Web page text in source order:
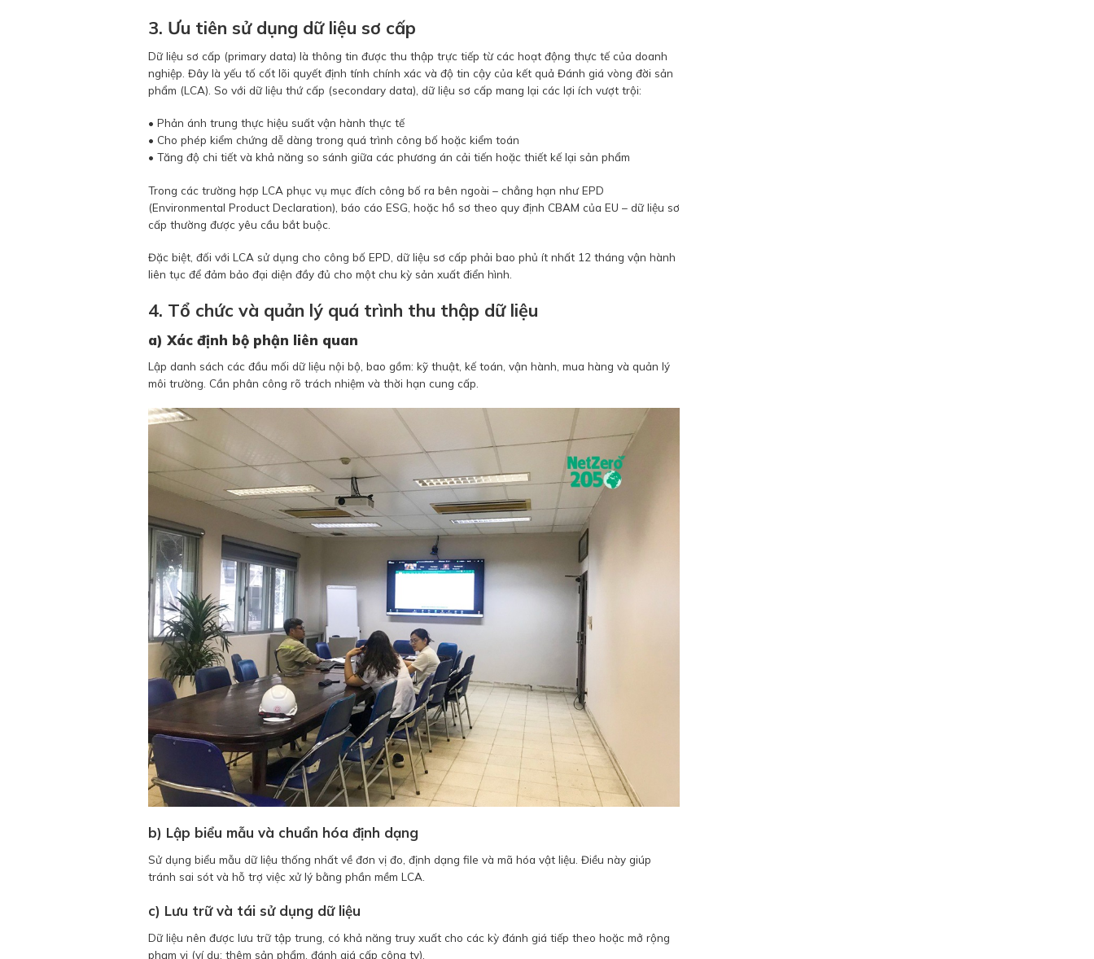
3. Ưu tiên sử dụng dữ liệu sơ cấp
Dữ liệu sơ cấp (primary data) là thông tin được thu thập trực tiếp từ các hoạt động thực tế của doanh
nghiệp. Đây là yếu tố cốt lõi quyết định tính chính xác và độ tin cậy của kết quả Đánh giá vòng đời sản
phẩm (LCA). So với dữ liệu thứ cấp (secondary data), dữ liệu sơ cấp mang lại các lợi ích vượt trội:
• Phản ánh trung thực hiệu suất vận hành thực tế
• Cho phép kiểm chứng dễ dàng trong quá trình công bố hoặc kiểm toán
• Tăng độ chi tiết và khả năng so sánh giữa các phương án cải tiến hoặc thiết kế lại sản phẩm
Trong các trường hợp LCA phục vụ mục đích công bố ra bên ngoài – chẳng hạn như EPD
(Environmental Product Declaration), báo cáo ESG, hoặc hồ sơ theo quy định CBAM của EU – dữ liệu sơ
cấp thường được yêu cầu bắt buộc.
Đặc biệt, đối với LCA sử dụng cho công bố EPD, dữ liệu sơ cấp phải bao phủ ít nhất 12 tháng vận hành
liên tục để đảm bảo đại diện đầy đủ cho một chu kỳ sản xuất điển hình.
4. Tổ chức và quản lý quá trình thu thập dữ liệu
a) Xác định bộ phận liên quan
Lập danh sách các đầu mối dữ liệu nội bộ, bao gồm: kỹ thuật, kế toán, vận hành, mua hàng và quản lý
môi trường. Cần phân công rõ trách nhiệm và thời hạn cung cấp.
b) Lập biểu mẫu và chuẩn hóa định dạng
Sử dụng biểu mẫu dữ liệu thống nhất về đơn vị đo, định dạng file và mã hóa vật liệu. Điều này giúp
tránh sai sót và hỗ trợ việc xử lý bằng phần mềm LCA.
c) Lưu trữ và tái sử dụng dữ liệu
Dữ liệu nên được lưu trữ tập trung, có khả năng truy xuất cho các kỳ đánh giá tiếp theo hoặc mở rộng
phạm vi (ví dụ: thêm sản phẩm, đánh giá cấp công ty).